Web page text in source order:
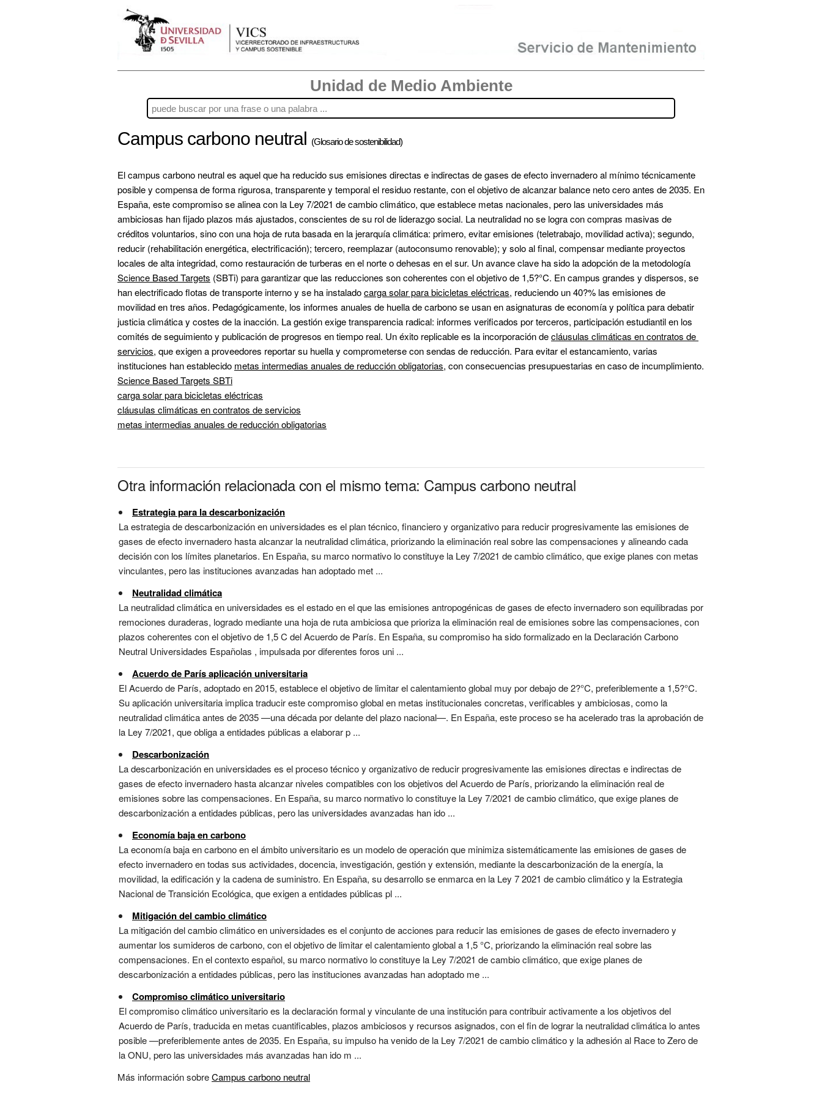
Unidad de Medio Ambiente
Campus carbono neutral (Glosario de sostenibilidad)
El campus carbono neutral es aquel que ha reducido sus emisiones directas e indirectas de gases de efecto invernadero al mínimo técnicamente
posible y compensa de forma rigurosa, transparente y temporal el residuo restante, con el objetivo de alcanzar balance neto cero antes de 2035. En
España, este compromiso se alinea con la Ley 7/2021 de cambio climático, que establece metas nacionales, pero las universidades más
ambiciosas han fijado plazos más ajustados, conscientes de su rol de liderazgo social. La neutralidad no se logra con compras masivas de
créditos voluntarios, sino con una hoja de ruta basada en la jerarquía climática: primero, evitar emisiones (teletrabajo, movilidad activa); segundo,
reducir (rehabilitación energética, electrificación); tercero, reemplazar (autoconsumo renovable); y solo al final, compensar mediante proyectos
Science Based Targets (SBTi) para garantizar que las reducciones son coherentes con el objetivo de 1,5?°C. En campus grandes y dispersos, se
han electrificado flotas de transporte interno y se ha instalado carga solar para bicicletas eléctricas, reduciendo un 40?% las emisiones de
movilidad en tres años. Pedagógicamente, los informes anuales de huella de carbono se usan en asignaturas de economía y política para debatir
justicia climática y costes de la inacción. La gestión exige transparencia radical: informes verificados por terceros, participación estudiantil en los
comités de seguimiento y publicación de progresos en tiempo real. Un éxito replicable es la incorporación de cláusulas climáticas en contratos de
servicios, que exigen a proveedores reportar su huella y comprometerse con sendas de reducción. Para evitar el estancamiento, varias
instituciones han establecido metas intermedias anuales de reducción obligatorias
Science Based Targets SBTi
carga solar para bicicletas eléctricas
cláusulas climáticas en contratos de servicios
metas intermedias anuales de reducción obligatorias
Otra información relacionada con el mismo tema: Campus carbono neutral
Estrategia para la descarbonización
La estrategia de descarbonización en universidades es el plan técnico, financiero y organizativo para reducir progresivamente las emisiones de
gases de efecto invernadero hasta alcanzar la neutralidad climática, priorizando la eliminación real sobre las compensaciones y alineando cada
decisión con los límites planetarios. En España, su marco normativo lo constituye la Ley 7/2021 de cambio climático, que exige planes con metas
vinculantes, pero las instituciones avanzadas han adoptado met ...
Neutralidad climática
La neutralidad climática en universidades es el estado en el que las emisiones antropogénicas de gases de efecto invernadero son equilibradas por
remociones duraderas, logrado mediante una hoja de ruta ambiciosa que prioriza la eliminación real de emisiones sobre las compensaciones, con
plazos coherentes con el objetivo de 1,5 C del Acuerdo de París. En España, su compromiso ha sido formalizado en la Declaración Carbono
Neutral Universidades Españolas , impulsada por diferentes foros uni ...
Acuerdo de París aplicación universitaria
El Acuerdo de París, adoptado en 2015, establece el objetivo de limitar el calentamiento global muy por debajo de 2?°C, preferiblemente a 1,5?°C.
Su aplicación universitaria implica traducir este compromiso global en metas institucionales concretas, verificables y ambiciosas, como la
neutralidad climática antes de 2035 —una década por delante del plazo nacional—. En España, este proceso se ha acelerado tras la aprobación de
la Ley 7/2021, que obliga a entidades públicas a elaborar p ...
Descarbonización
La descarbonización en universidades es el proceso técnico y organizativo de reducir progresivamente las emisiones directas e indirectas de
gases de efecto invernadero hasta alcanzar niveles compatibles con los objetivos del Acuerdo de París, priorizando la eliminación real de
emisiones sobre las compensaciones. En España, su marco normativo lo constituye la Ley 7/2021 de cambio climático, que exige planes de
descarbonización a entidades públicas, pero las universidades avanzadas han ido ...
Economía baja en carbono
La economía baja en carbono en el ámbito universitario es un modelo de operación que minimiza sistemáticamente las emisiones de gases de
efecto invernadero en todas sus actividades, docencia, investigación, gestión y extensión, mediante la descarbonización de la energía, la
movilidad, la edificación y la cadena de suministro. En España, su desarrollo se enmarca en la Ley 7 2021 de cambio climático y la Estrategia
Nacional de Transición Ecológica, que exigen a entidades públicas pl ...
Mitigación del cambio climático
La mitigación del cambio climático en universidades es el conjunto de acciones para reducir las emisiones de gases de efecto invernadero y
aumentar los sumideros de carbono, con el objetivo de limitar el calentamiento global a 1,5 °C, priorizando la eliminación real sobre las
compensaciones. En el contexto español, su marco normativo lo constituye la Ley 7/2021 de cambio climático, que exige planes de
descarbonización a entidades públicas, pero las instituciones avanzadas han adoptado me ...
Compromiso climático universitario
El compromiso climático universitario es la declaración formal y vinculante de una institución para contribuir activamente a los objetivos del
Acuerdo de París, traducida en metas cuantificables, plazos ambiciosos y recursos asignados, con el fin de lograr la neutralidad climática lo antes
posible —preferiblemente antes de 2035. En España, su impulso ha venido de la Ley 7/2021 de cambio climático y la adhesión al Race to Zero de
la ONU, pero las universidades más avanzadas han ido m ...
Más información sobreCampus carbono neutral